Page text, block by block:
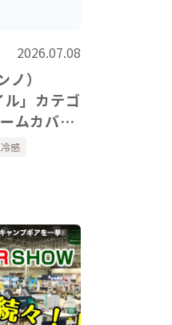
2026.07.08
）
」カテゴ
ムカバ
いただき
感